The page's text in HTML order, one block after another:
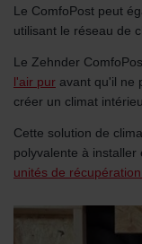
Le ComfoPost peut
utilisant le réseau de
Le Zehnder
l'air pur avant qu'il ne
créer un climat
Cette solution de
polyvalente à
unités de